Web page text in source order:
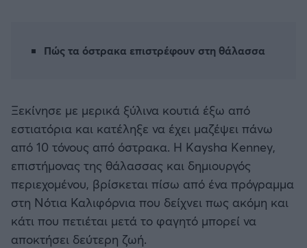
Αστέρας Τρίπολης
Καλαμάτα
Ηρακλής
Μπαρτσελόνα
Ρεάλ Μαδρίτης
Πώς τα όστρακα επιστρέφουν στη θάλασσα
Ξεκίνησε με μερικά ξύλινα κουτιά έξω από
εστιατόρια και κατέληξε να έχει μαζέψει πάνω
από 10 τόνους από όστρακα. Η Kaysha Kenney,
επιστήμονας της θάλασσας και δημιουργός
περιεχομένου, βρίσκεται πίσω από ένα πρόγραμμα
στη Νότια Καλιφόρνια που δείχνει πως ακόμη και
κάτι που πετιέται μετά το φαγητό μπορεί να
αποκτήσει δεύτερη ζωή.